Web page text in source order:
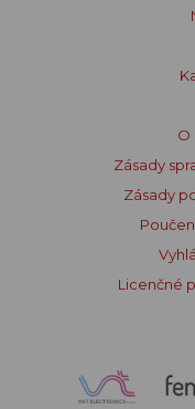
O
Zásady
Zásady
Licenčné